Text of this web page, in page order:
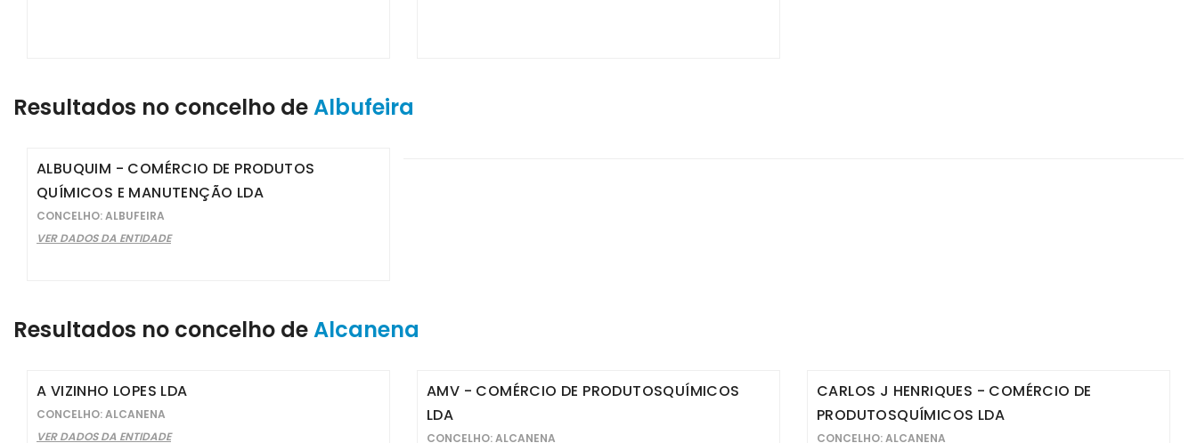
Resultados no concelho deAlbufeira
ALBUQUIM - COMÉRCIO DE PRODUTOS
QUÍMICOS E MANUTENÇÃO LDA
CONCELHO: ALBUFEIRA
VER DADOS DA ENTIDADE
Resultados no concelho deAlcanena
A VIZINHO LOPES LDA
CONCELHO: ALCANENA
VER DADOS DA ENTIDADE
AMV - COMÉRCIO DE PRODUTOSQUÍMICOS
LDA
CONCELHO: ALCANENA
CARLOS J HENRIQUES - COMÉRCIO DE
PRODUTOSQUÍMICOS LDA
CONCELHO: ALCANENA